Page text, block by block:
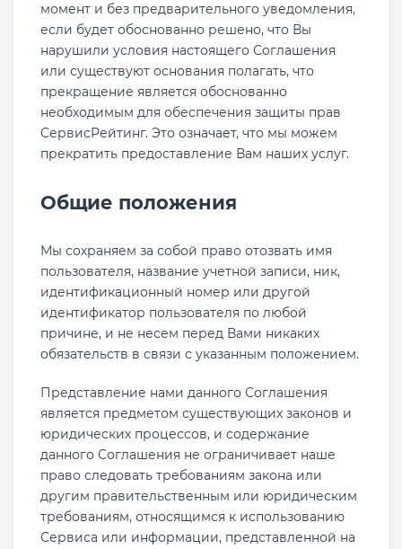
момент и без предварительного уведомления,
если будет обоснованно решено, что Вы
нарушили условия настоящего Соглашения
или существуют основания полагать, что
прекращение является обоснованно
необходимым для обеспечения защиты прав
СервисРейтинг. Это означает, что мы можем
прекратить предоставление Вам наших услуг.
Общие положения
Мы сохраняем за собой право отозвать имя
пользователя, название учетной записи, ник,
идентификационный номер или другой
идентификатор пользователя по любой
причине, и не несем перед Вами никаких
обязательств в связи с указанным положением.
Представление нами данного Соглашения
является предметом существующих законов и
юридических процессов, и содержание
данного Соглашения не ограничивает наше
право следовать требованиям закона или
другим правительственным или юридическим
требованиям, относящимся к использованию
Сервиса или информации, представленной на